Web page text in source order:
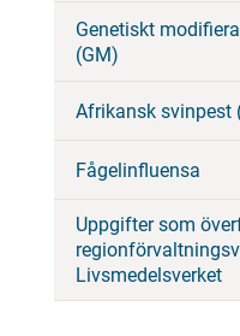
Genetiskt
(GM)
Afrikansk svinpest
Fågelinfluensa
Uppgifter som
Livsmedelsverket